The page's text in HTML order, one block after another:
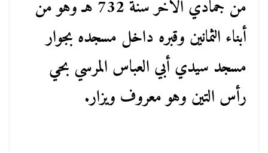
من جمادي الآخر سنة 732 هـ وهو من
أبناء الثمانين وقبره داخل مسجده بجوار
مسجد سيدي أبي العباس المرسي بحي
رأس التين وهو معروف ويزار.